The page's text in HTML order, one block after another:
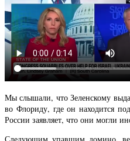
Мы слышали, что Зеленскому
во Флориду, где он находится
России заявляет, что они могли